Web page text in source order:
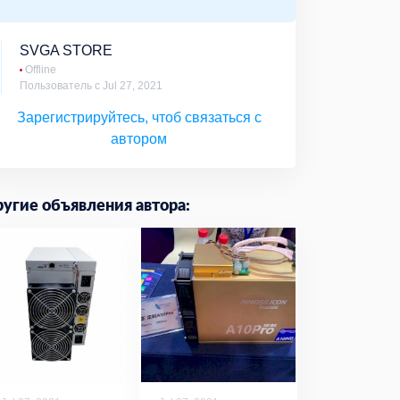
SVGA STORE
Offline
Пользователь с Jul 27, 2021
Зарегистрируйтесь, чтоб связаться с
автором
объявления автора: